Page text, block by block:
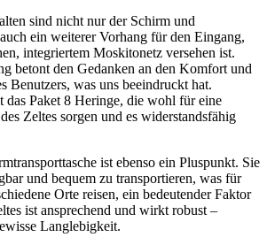
sind nicht nur der Schirm und
ein weiterer Vorhang für den Eingang,
integriertem Moskitonetz versehen ist.
betont den Gedanken an den Komfort und
Benutzers, was uns beeindruckt hat.
das Paket 8 Heringe, die wohl für eine
Zeltes sorgen und es widerstandsfähig
ist ebenso ein Pluspunkt. Sie
und bequem zu transportieren, was für
Orte reisen, ein bedeutender Faktor
ist ansprechend und wirkt robust –
Langlebigkeit.